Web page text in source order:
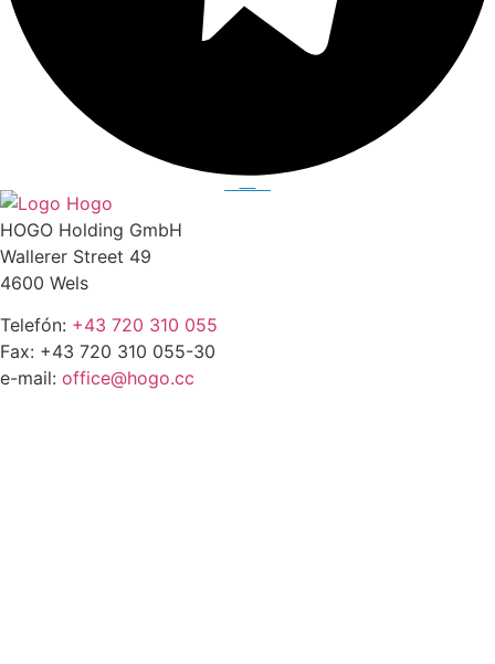
HOGO Holding GmbH
Wallerer Street 49
4600 Wels
Telefón: +43 720 310 055
Fax: +43 720 310 055-30
e-mail: office@hogo.cc